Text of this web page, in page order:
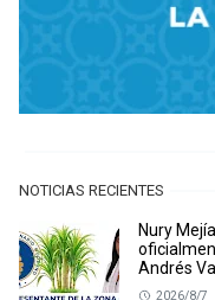
NOTICIAS RECIENTES
Nury
Andrés
2026/8/7